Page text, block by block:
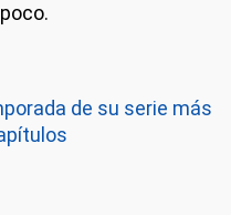
de su serie más